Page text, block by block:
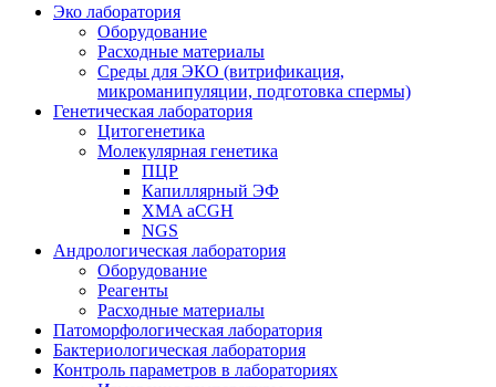
Эко лаборатория
Оборудование
Расходные материалы
Среды для ЭКО (витрификация,
микроманипуляции, подготовка спермы)
Генетическая лаборатория
Цитогенетика
Молекулярная генетика
ПЦР
Капиллярный ЭФ
XMA aCGH
NGS
Андрологическая лаборатория
Оборудование
Реагенты
Расходные материалы
Патоморфологическая лаборатория
Бактериологическая лаборатория
Контроль параметров в лабораториях